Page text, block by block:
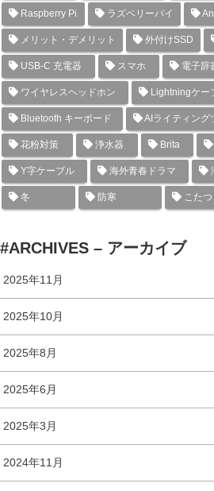
Raspberry Pi ラズベリーパイ
メリット・デメリット 外付けSSD
USB-C 充電器 スマホ 電子辞
ワイヤレスヘッドホン Lightningケー
Bluetooth キーボード AIライティング
花粉対策 浄水器 Brita
Y字ケーブル 海外青春ドラマ
冬 防寒 こたつ
#ARCHIVES – アーカイブ
2025年11月
2025年10月
2025年8月
2025年6月
2025年3月
2024年11月